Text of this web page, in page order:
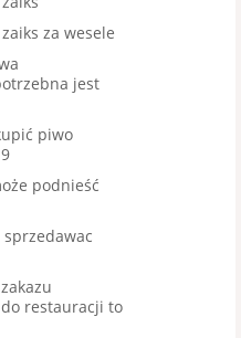
za wesele
jest
piwo
podnieść
restauracji to